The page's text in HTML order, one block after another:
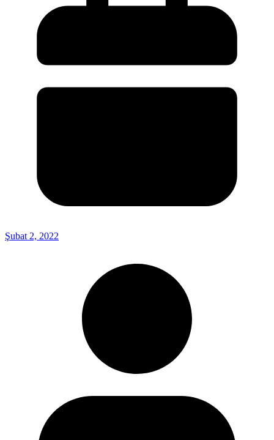
Şubat 2, 2022